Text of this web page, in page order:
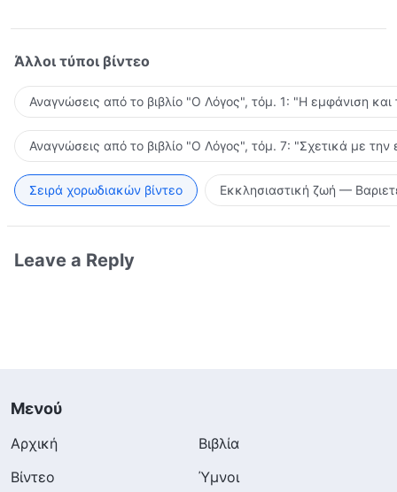
Άλλοι τύποι βίντεο
Αναγνώσεις από το βιβλίο "Ο Λόγος", τόμ. 1: "Η εμφάνιση
Αναγνώσεις από το βιβλίο "Ο Λόγος", τόμ. 7: "Σχετικά με την
Σειρά χορωδιακών βίντεο Εκκλησιαστική ζωή —
Leave a Reply
Μενού
Αρχική
Βιβλία
Βίντεο
Ύμνοι